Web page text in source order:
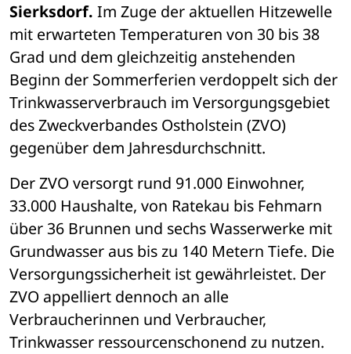
Sierksdorf. Im Zuge der aktuellen Hitzewelle
mit erwarteten Temperaturen von 30 bis 38
Grad und dem gleichzeitig anstehenden
Beginn der Sommerferien verdoppelt sich der
Trinkwasserverbrauch im Versorgungsgebiet
des Zweckverbandes Ostholstein (ZVO)
gegenüber dem Jahresdurchschnitt.
Der ZVO versorgt rund 91.000 Einwohner,
33.000 Haushalte, von Ratekau bis Fehmarn
über 36 Brunnen und sechs Wasserwerke mit
Grundwasser aus bis zu 140 Metern Tiefe. Die
Versorgungssicherheit ist gewährleistet. Der
ZVO appelliert dennoch an alle
Verbraucherinnen und Verbraucher,
Trinkwasser ressourcenschonend zu nutzen.